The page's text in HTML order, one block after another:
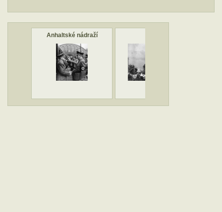
Anhaltské nádraží